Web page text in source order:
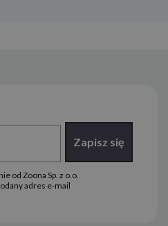
Zapisz się
od Zoona Sp. z o.o.
adres e-mail